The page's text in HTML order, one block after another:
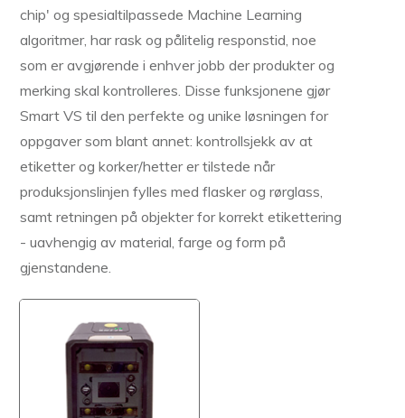
chip' og spesialtilpassede Machine Learning
algoritmer, har rask og pålitelig responstid, noe
som er avgjørende i enhver jobb der produkter og
merking skal kontrolleres. Disse funksjonene gjør
Smart VS til den perfekte og unike løsningen for
oppgaver som blant annet: kontrollsjekk av at
etiketter og korker/hetter er tilstede når
produksjonslinjen fylles med flasker og rørglass,
samt retningen på objekter for korrekt etikettering
- uavhengig av material, farge og form på
gjenstandene.